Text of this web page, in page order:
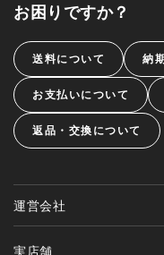
お困りですか？
送料について 納
お支払いについて
返品・交換について
運営会社
実店舗